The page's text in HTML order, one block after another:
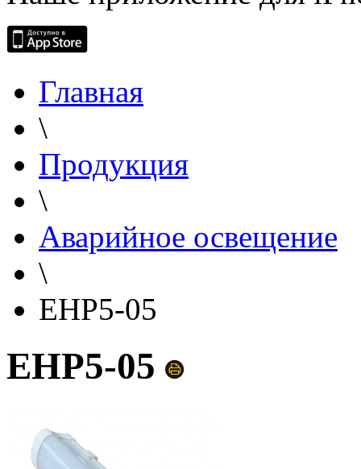
Главная
\
Продукция
\
Аварийное освещение
\
EHP5-05
EHP5-05